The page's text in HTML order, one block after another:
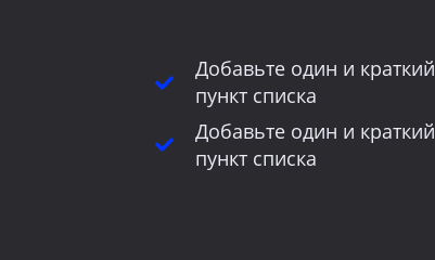
Добавьте один и краткий
пункт списка
Добавьте один и краткий
пункт списка